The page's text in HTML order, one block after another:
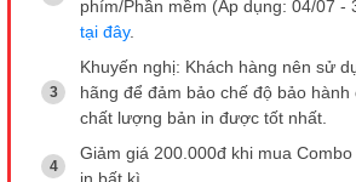
phím/Phần mềm (Áp dụng: 04/07 -
tại đây.
Khuyến nghị: Khách hàng nên sử
hãng để đảm bảo chế độ bảo hành
chất lượng bản in được tốt nhất.
Giảm giá 200.000đ khi mua